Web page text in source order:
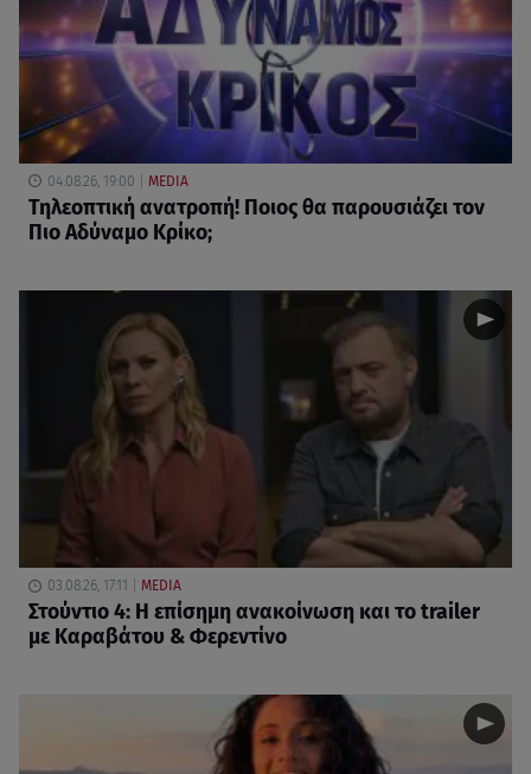
04.08.26, 19:00 MEDIA
Τηλεοπτική ανατροπή! Ποιος θα παρουσιάζει τον
Πιο Αδύναμο Κρίκο;
03.08.26, 17:11 MEDIA
Στούντιο 4: Η επίσημη ανακοίνωση και το trailer
με Καραβάτου & Φερεντίνο